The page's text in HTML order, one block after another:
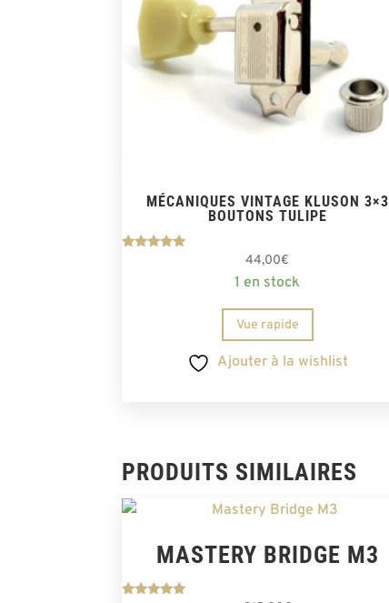
MÉCANIQUES VINTAGE KLUSON 3×3
BOUTONS TULIPE
44,00€
1 en stock
Vue rapide
Ajouter à la wishlist
PRODUITS SIMILAIRES
MASTERY BRIDGE M3